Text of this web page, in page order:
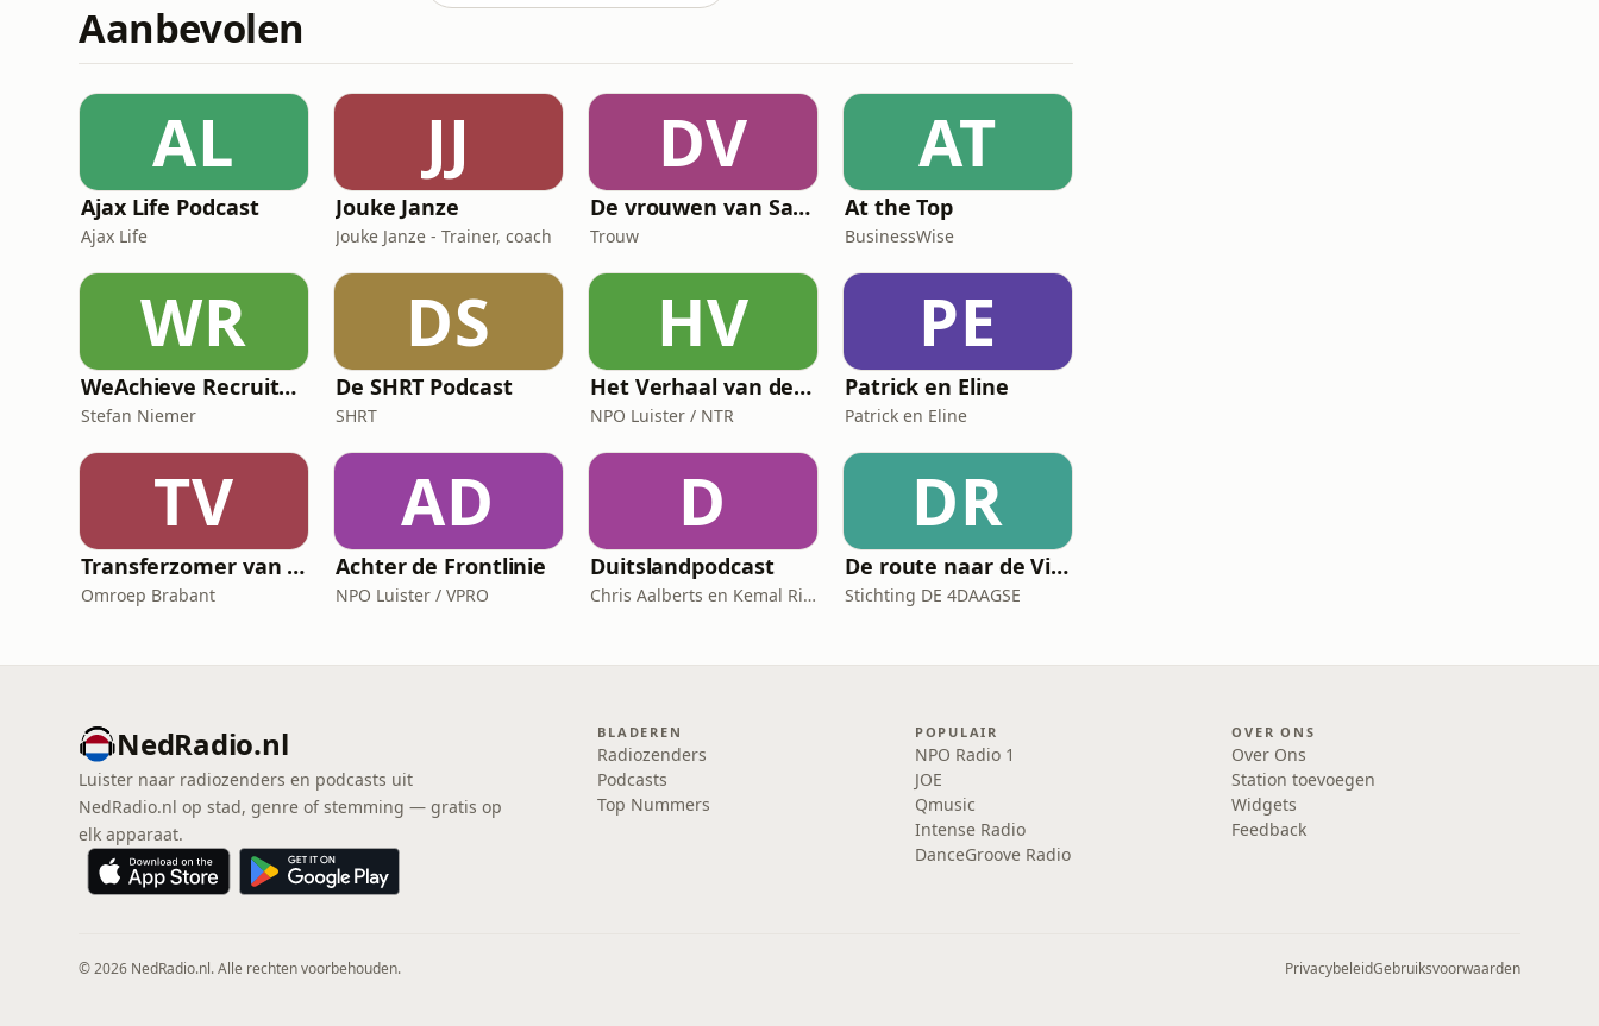
Aanbevolen
AL
Ajax Life Podcast
Ajax Life
JJ
Jouke Janze
Jouke Janze - Trainer, coach
DV
De vrouwen van Saramacca
Trouw
AT
At the Top
BusinessWise
WR
WeAchieve Recruitment Marketing Podcast
Stefan Niemer
DS
De SHRT Podcast
SHRT
HV
Het Verhaal van de Schaal
NPO Luister / NTR
PE
Patrick en Eline
Patrick en Eline
TV
Transferzomer van PSV
Omroep Brabant
AD
Achter de Frontlinie
NPO Luister / VPRO
D
Duitslandpodcast
Chris Aalberts en Kemal Rijken
DR
De route naar de Via Gladiola: de officiële podcast van de 4Daagse
Stichting DE 4DAAGSE
NedRadio.nl
Luister naar radiozenders en podcasts uit
NedRadio.nl op stad, genre of stemming — gratis op
elk apparaat.
BLADEREN
Radiozenders
Podcasts
Top Nummers
POPULAIR
NPO Radio 1
JOE
Qmusic
Intense Radio
DanceGroove Radio
OVER ONS
Over Ons
Station toevoegen
Widgets
Feedback
© 2026 NedRadio.nl. Alle rechten voorbehouden. PrivacybeleidGebruiksvoorwaarden